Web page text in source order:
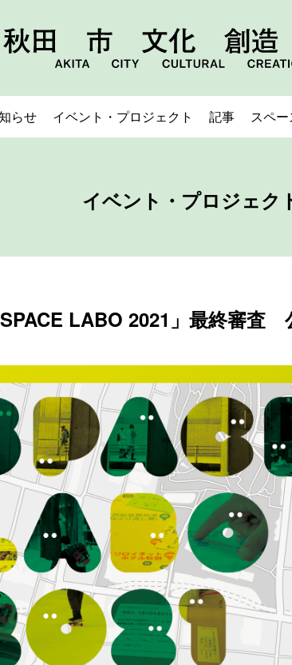
らせ イベント・プロジェクト 記事 スペ
イベント・プロジェク
SPACE LABO 2021」最終審査